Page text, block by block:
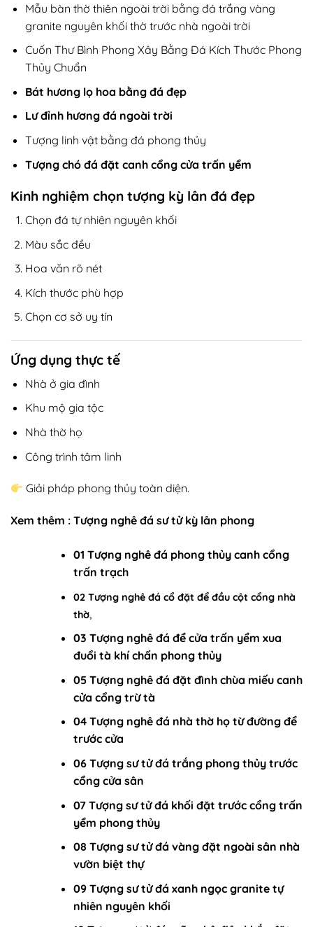
Mẫu bàn thờ thiên ngoài trời bằng đá trắng vàng
granite nguyên khối thờ trước nhà ngoài trời
Cuốn Thư Bình Phong Xây Bằng Đá Kích Thước Phong
Thủy Chuẩn
Bát hương lọ hoa bằng đá đẹp
Lư đỉnh hương đá ngoài trời
Tượng linh vật bằng đá phong thủy
Tượng chó đá đặt canh cổng cửa trấn yểm
Kinh nghiệm chọn tượng kỳ lân đá đẹp
Chọn đá tự nhiên nguyên khối
Màu sắc đều
Hoa văn rõ nét
Kích thước phù hợp
Chọn cơ sở uy tín
Ứng dụng thực tế
Nhà ở gia đình
Khu mộ gia tộc
Nhà thờ họ
Công trình tâm linh
Giải pháp phong thủy toàn diện.
Xem thêm : Tượng nghê đá sư tử kỳ lân phong
01 Tượng nghê đá phong thủy canh cổng
trấn trạch
02 Tượng nghê đá cổ đặt để đầu cột cổng nhà
thờ,
03 Tượng nghê đá để cửa trấn yểm xua
đuổi tà khí chấn phong thủy
05 Tượng nghê đá đặt đình chùa miếu canh
cửa cổng trừ tà
04 Tượng nghê đá nhà thờ họ từ đường để
trước cửa
06 Tượng sư tử đá trắng phong thủy trước
cổng cửa sân
07 Tượng sư tử đá khối đặt trước cổng trấn
yểm phong thủy
08 Tượng sư tử đá vàng đặt ngoài sân nhà
vườn biệt thự
09 Tượng sư tử đá xanh ngọc granite tự
nhiên nguyên khối